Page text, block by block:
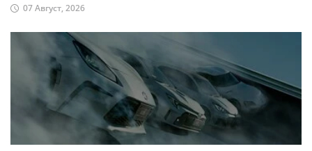
07 Август, 2026